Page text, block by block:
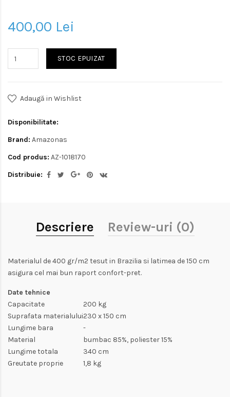
400,00 Lei
STOC EPUIZAT
Adaugă in Wishlist
Disponibilitate:
Brand: Amazonas
Cod produs: AZ-1018170
Distribuie:
Descriere Review-uri (0)
Materialul de 400 gr/m2 tesut in Brazilia si latimea de 150 cm
asigura cel mai bun raport confort-pret.
Date tehnice
Capacitate
200 kg
Suprafata materialului230 x 150 cm
Lungime bara
-
Material
bumbac 85%, poliester 15%
Lungime totala
340 cm
Greutate proprie
1,8 kg